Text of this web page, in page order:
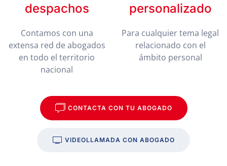
despachos
Contamos con una
extensa red de abogados
en todo el territorio
nacional
personalizado
Para cualquier tema legal
relacionado con el
ámbito personal
CONTACTA CON TU ABOGADO
VIDEOLLAMADA CON ABOGADO